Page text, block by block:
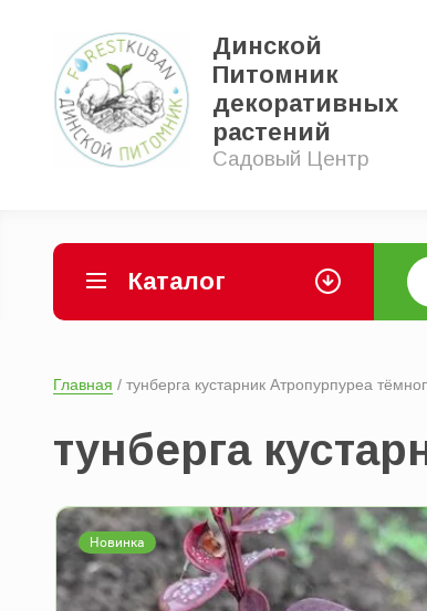
Динской
Питомник
декоративных
растений
Садовый Центр
Каталог
Главная / тунберга кустарник Атропурпуреа
тунберга
Новинка